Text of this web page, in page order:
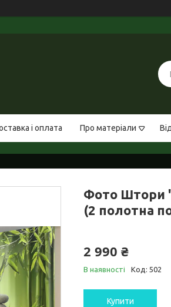
і оплата Про матеріали
Фото Штори
(2 полотна
2 990 ₴
В наявності Код: 502
Купити